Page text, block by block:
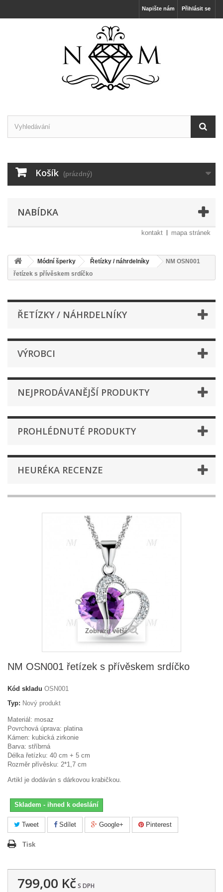
Přihlásit se
Napište nám
Košík (prázdný)
NABÍDKA
kontakt mapa stránek
Módní šperky Řetízky / náhrdelníky
NM OSN001
řetízek s přívěskem srdíčko
ŘETÍZKY / NÁHRDELNÍKY
VÝROBCI
NEJPRODÁVANĚJŠÍ PRODUKTY
PROHLÉDNUTÉ PRODUKTY
HEURÉKA RECENZE
Zobrazit větší
NM OSN001 řetízek s přívěskem srdíčko
Kód skladu OSN001
Typ: Nový produkt
Materiál: mosaz
Povrchová úprava: platina
Kámen: kubická zirkonie
Barva: stříbrná
Délka řetízku: 40 cm + 5 cm
Rozměr přívěsku: 2*1,7 cm
Artikl je dodáván s dárkovou krabičkou.
Skladem - ihned k odeslání
Tweet Sdílet Google+ Pinterest
Tisk
799,00 KčS DPH